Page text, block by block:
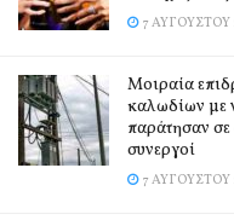
7 ΑΥΓΟΎΣΤΟΥ
Μοιραία
καλωδίων με
παράτησαν σε
συνεργοί
7 ΑΥΓΟΎΣΤΟΥ